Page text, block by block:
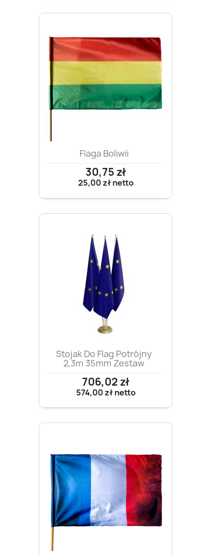
Flaga Boliwii
30,75 zł
25,00 złnetto
Stojak Do Flag Potrójny
2,3m 35mm Zestaw
706,02 zł
574,00 złnetto